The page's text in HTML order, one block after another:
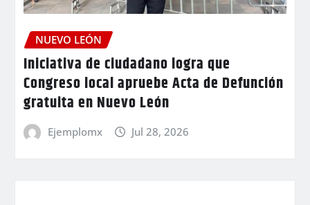
NUEVO LEÓN
Iniciativa de ciudadano logra que
Congreso local apruebe Acta de Defunción
gratuita en Nuevo León
Ejemplomx Jul 28, 2026